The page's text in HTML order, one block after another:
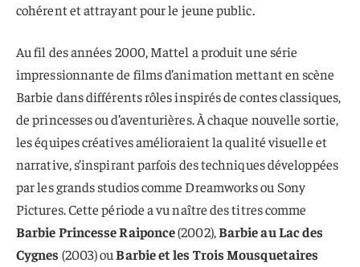
cohérent et attrayant pour le jeune public.
Au fil des années 2000, Mattel a produit une série
impressionnante de films d’animation mettant en scène
Barbie dans différents rôles inspirés de contes classiques,
de princesses ou d’aventurières. À chaque nouvelle sortie,
les équipes créatives amélioraient la qualité visuelle et
narrative, s’inspirant parfois des techniques développées
par les grands studios comme Dreamworks ou Sony
Pictures. Cette période a vu naître des titres comme
Barbie Princesse Raiponce(2002),Barbie au Lac des
Cygnes (2003) ouBarbie et les Trois Mousquetaires